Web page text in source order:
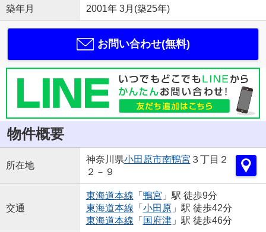
築年月 2001年 3月(築25年)
お問い合わせ(無料)
物件概要
所在地
神奈川県小田原市南鴨宮 ３丁目２
２－９
交通
東海道本線 「 鴨宮 」駅 徒歩9分
東海道本線 「 小田原」駅 徒歩42分
東海道本線 「 国府津」駅 徒歩46分